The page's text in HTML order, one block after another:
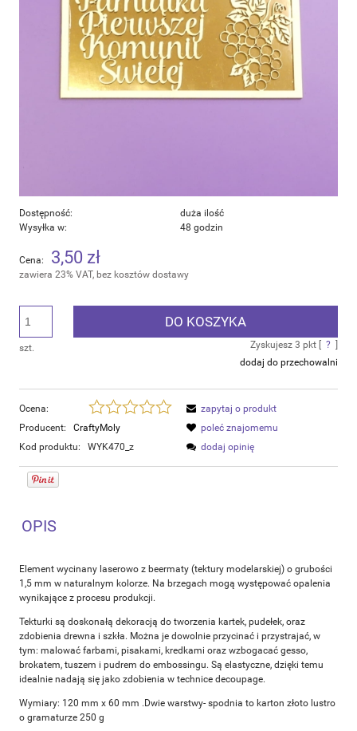
Dostępność:
duża ilość
Wysyłka w:
48 godzin
Cena: 3,50 zł
zawiera 23% VAT, bez kosztów dostawy
szt.
DO KOSZYKA
Zyskujesz 3 pkt [ ? ]
dodaj do przechowalni
Ocena:
Producent:
CraftyMoly
Kod produktu:
WYK470_z
zapytaj o produkt
poleć znajomemu
dodaj opinię
OPIS
Element wycinany laserowo z beermaty (tektury modelarskiej) o grubości
1,5 mm w naturalnym kolorze. Na brzegach mogą występować opalenia
wynikające z procesu produkcji.
Tekturki są doskonałą dekoracją do tworzenia kartek, pudełek, oraz
zdobienia drewna i szkła. Można je dowolnie przycinać i przystrajać, w
tym: malować farbami, pisakami, kredkami oraz wzbogacać gesso,
brokatem, tuszem i pudrem do embossingu. Są elastyczne, dzięki temu
idealnie nadają się jako zdobienia w technice decoupage.
Wymiary: 120 mm x 60 mm .Dwie warstwy- spodnia to karton złoto lustro
o gramaturze 250 g